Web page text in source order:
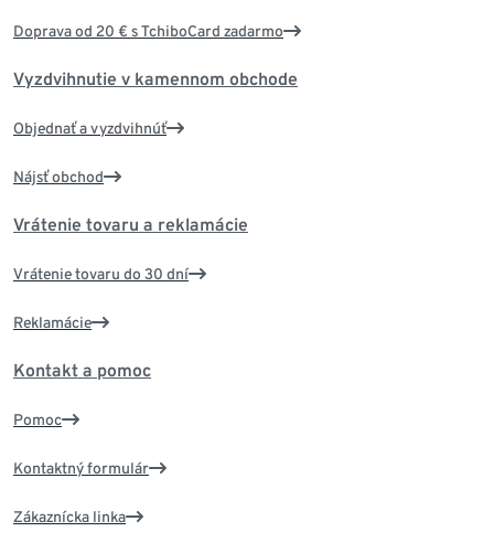
Doprava od 20 € s TchiboCard zadarmo
Vyzdvihnutie v kamennom obchode
Objednať a vyzdvihnúť
Nájsť obchod
Vrátenie tovaru a reklamácie
Vrátenie tovaru do 30 dní
Reklamácie
Kontakt a pomoc
Pomoc
Kontaktný formulár
Zákaznícka linka